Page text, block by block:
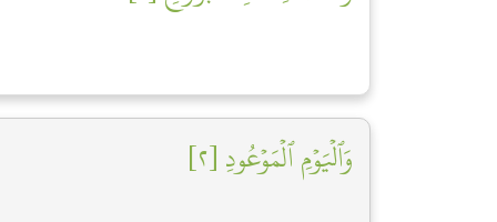
وَٱلۡيَوۡمِ ٱلۡمَوۡعُودِ [٢]